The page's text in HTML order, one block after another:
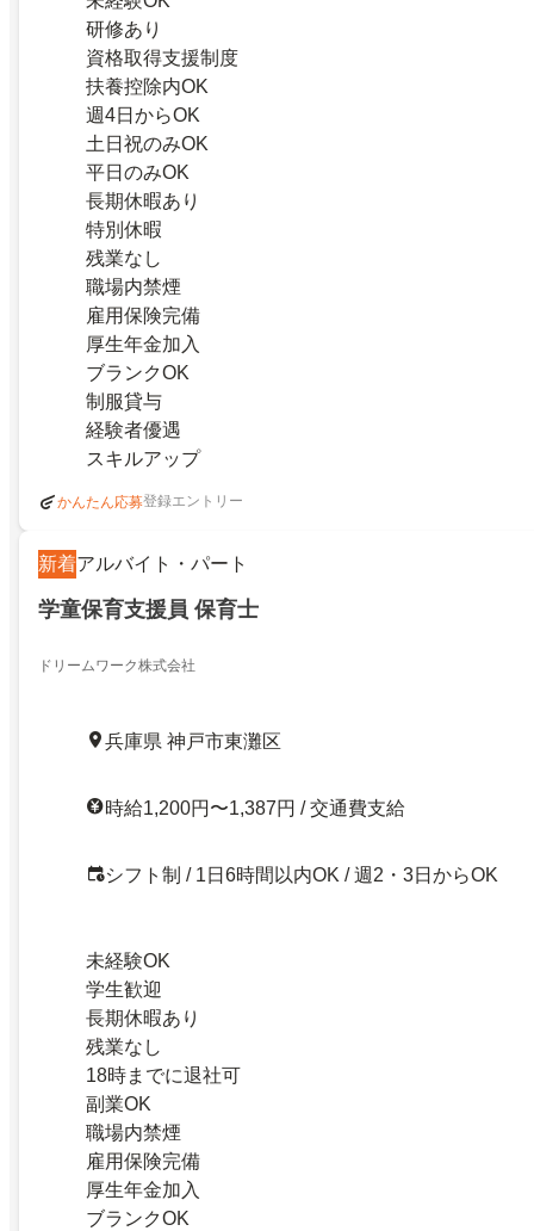
研修あり
資格取得支援制度
扶養控除内OK
週4日からOK
土日祝のみOK
平日のみOK
長期休暇あり
特別休暇
残業なし
職場内禁煙
雇用保険完備
厚生年金加入
ブランクOK
制服貸与
経験者優遇
スキルアップ
かんたん応募登録エントリー
新着アルバイト・パート
学童保育支援員 保育士
ドリームワーク株式会社
兵庫県 神戸市東灘区
時給1,200円〜1,387円 / 交通費支給
シフト制 / 1日6時間以内OK / 週2・3日からOK
未経験OK
学生歓迎
長期休暇あり
残業なし
18時までに退社可
副業OK
職場内禁煙
雇用保険完備
厚生年金加入
ブランクOK